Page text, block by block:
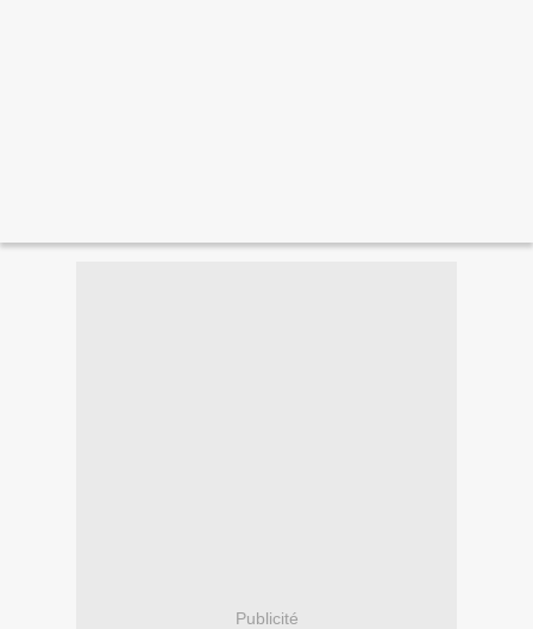
Publicité